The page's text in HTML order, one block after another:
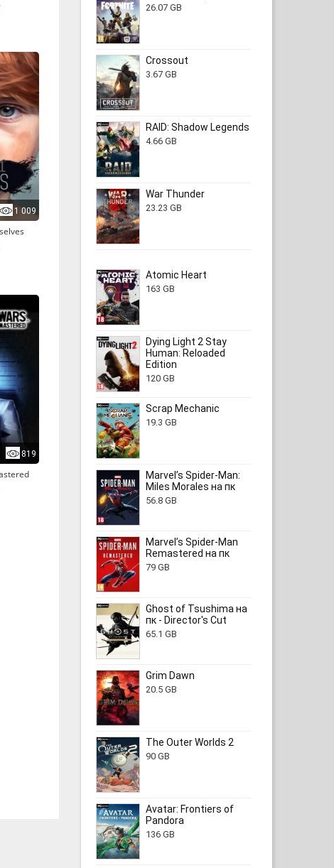
1 009
819
26.07 GB
Crossout
3.67 GB
RAID: Shadow Legends
4.66 GB
War Thunder
23.23 GB
Atomic Heart
163 GB
Dying Light 2 Stay
Human: Reloaded
Edition
120 GB
Scrap Mechanic
19.3 GB
Marvel’s Spider-Man:
Miles Morales на пк
56.8 GB
Marvel’s Spider-Man
Remastered на пк
79 GB
Ghost of Tsushima на
пк - Director's Cut
65.1 GB
Grim Dawn
20.5 GB
The Outer Worlds 2
90 GB
Avatar: Frontiers of
Pandora
136 GB